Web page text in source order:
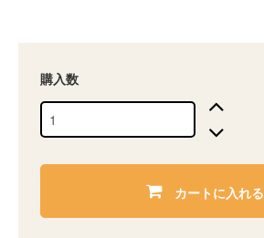
購入数
カートに入れる